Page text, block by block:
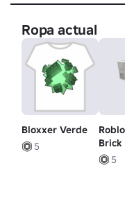
Ropa actual
Bloxxer Verde
5
Brick
5